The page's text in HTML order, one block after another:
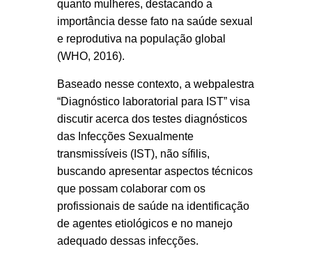
quanto mulheres, destacando a
importância desse fato na saúde sexual
e reprodutiva na população global
(WHO, 2016).
Baseado nesse contexto, a webpalestra
“Diagnóstico laboratorial para IST” visa
discutir acerca dos testes diagnósticos
das Infecções Sexualmente
transmissíveis (IST), não sífilis,
buscando apresentar aspectos técnicos
que possam colaborar com os
profissionais de saúde na identificação
de agentes etiológicos e no manejo
adequado dessas infecções.